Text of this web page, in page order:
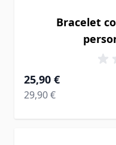
Bracelet
À partir de
25,90 €
Prix normal
29,90 €